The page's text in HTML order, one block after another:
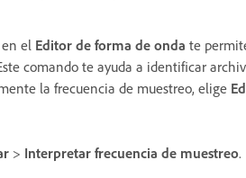
en el Editor de forma de onda te
comando te ayuda a identificar
la frecuencia de muestreo, elige
> Interpretar frecuencia de muestreo.